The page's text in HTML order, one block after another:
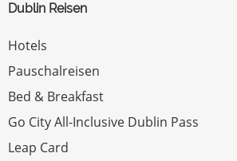
Dublin Reisen
Hotels
Pauschalreisen
Bed & Breakfast
Go City All-Inclusive Dublin Pass
Leap Card